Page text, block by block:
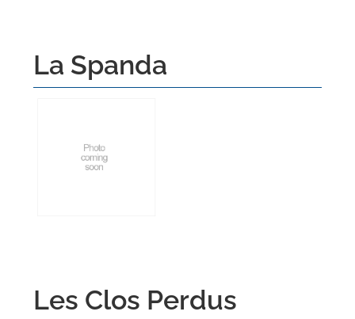
La Spanda
Les Clos Perdus